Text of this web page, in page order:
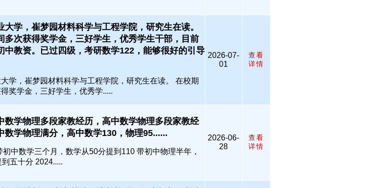
大学，崔梦园材料科学与工程学院，研究生在读。
多次获得奖学金，三好学生，优秀学生干部，目前
中教资。已过四级，考研数学122，能够很好的引导
学，崔梦园材料科学与工程学院，研究生在读。 在校期
奖学金，三好学生，优秀学.....
2026-07-
01
查看
详情
数学物理多段家教经历，高中数学物理多段家教经
数学物理满分，高中数学130，物理95......
初中数学三个月，数学从50分提到110 带初中物理半年，
到五十分 2024.....
2026-06-
28
查看
详情